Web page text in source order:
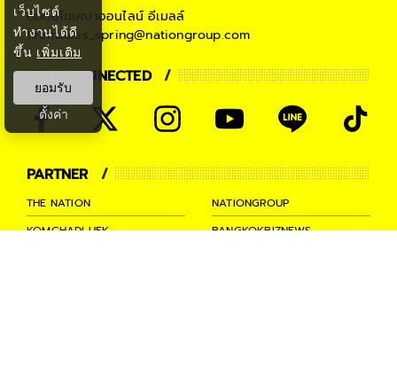
ติดต่อโฆษณาออนไลน์ อีเมลล์
teamsales_spring@nationgroup.com
STAY CONNECTED
PARTNER
THE NATION
NATIONGROUP
KOMCHADLUEK
BANGKOKBIZNEWS
เว็บไซต์
ทำงานได้ดี
ขึ้น เพิ่มเติม
ยอมรับ
ตั้งค่า